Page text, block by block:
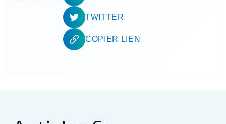
TWITTER
COPIER LIEN